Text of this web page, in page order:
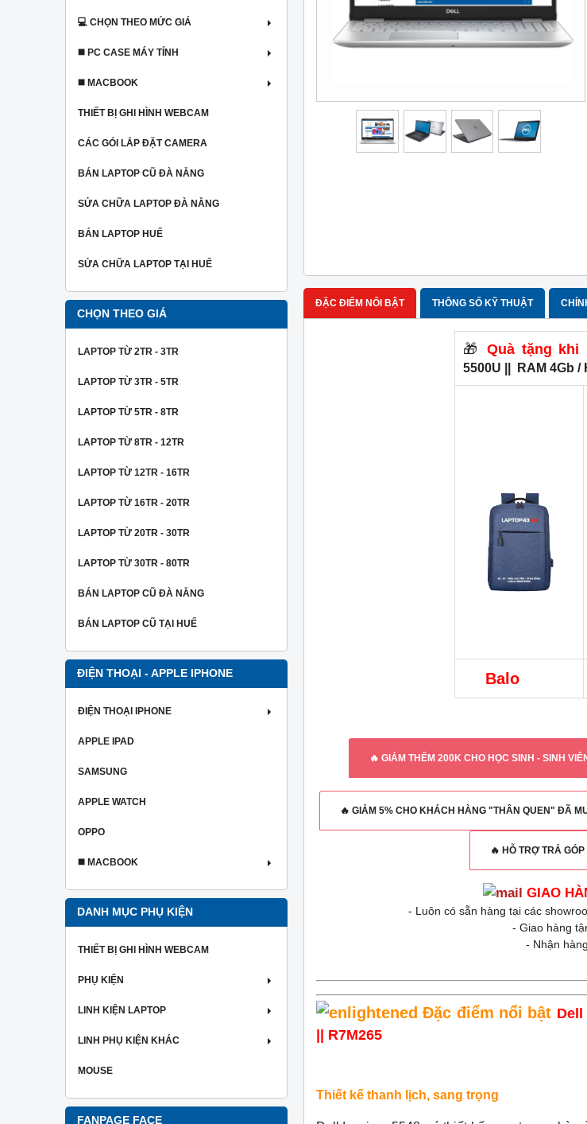
💻 CHỌN THEO MỨC GIÁ
◼️ PC CASE MÁY TÍNH
◼️ MACBOOK
THIẾT BỊ GHI HÌNH WEBCAM
CÁC GÓI LẮP ĐẶT CAMERA
BÁN LAPTOP CŨ ĐÀ NẴNG
SỬA CHỮA LAPTOP ĐÀ NẴNG
BÁN LAPTOP HUẾ
SỬA CHỮA LAPTOP TẠI HUẾ
CHỌN THEO GIÁ
LAPTOP TỪ 2TR - 3TR
LAPTOP TỪ 3TR - 5TR
LAPTOP TỪ 5TR - 8TR
LAPTOP TỪ 8TR - 12TR
LAPTOP TỪ 12TR - 16TR
LAPTOP TỪ 16TR - 20TR
LAPTOP TỪ 20TR - 30TR
LAPTOP TỪ 30TR - 80TR
BÁN LAPTOP CŨ ĐÀ NẴNG
BÁN LAPTOP CŨ TẠI HUẾ
ĐIỆN THOẠI - APPLE IPHONE
ĐIỆN THOẠI IPHONE
APPLE IPAD
SAMSUNG
APPLE WATCH
OPPO
◼️ MACBOOK
DANH MỤC PHỤ KIỆN
THIẾT BỊ GHI HÌNH WEBCAM
PHỤ KIỆN
LINH KIỆN LAPTOP
LINH PHỤ KIỆN KHÁC
MOUSE
FANPAGE FACE
ĐẶC ĐIỂM NỔI BẬT THÔNG SỐ KỸ THUẬT
🎁 Quà tặng khi
5500U || RAM 4Gb /
Balo
🔥 GIẢM THÊM 200K CHO HỌC SINH - SINH
🔥 GIẢM 5% CHO KHÁCH HÀNG "THÂN QUEN" ĐÃ
🔥 HỖ TRỢ TRẢ
GIAO
- Luôn có sẵn hàng tại các
- Giao hàng
- Nhận
Đặc điểm nổi bật Dell
|| R7M265
Thiết kế thanh lịch, sang trọng